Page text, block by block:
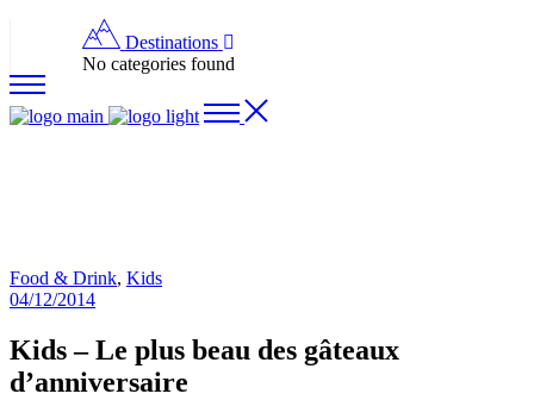
Destinations
No categories found
Food & Drink, Kids
04/12/2014
Kids – Le plus beau des gâteaux
d’anniversaire